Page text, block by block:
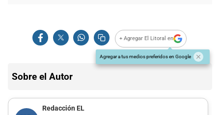
+ Agregar El Litoral en
Agregar a tus medios preferidos en Google
Sobre el Autor
Redacción EL